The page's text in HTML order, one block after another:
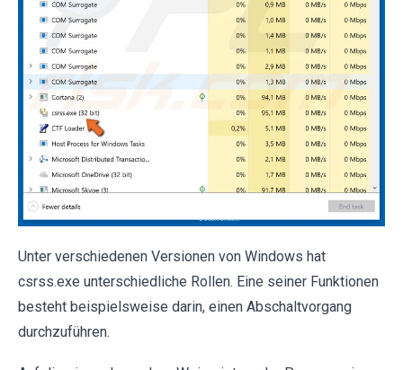
Unter verschiedenen Versionen von Windows hat
csrss.exe unterschiedliche Rollen. Eine seiner Funktionen
besteht beispielsweise darin, einen Abschaltvorgang
durchzuführen.